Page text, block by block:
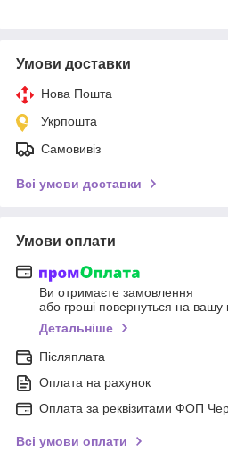
Умови доставки
Нова Пошта
Укрпошта
Самовивіз
Всі умови доставки
Умови оплати
Ви отримаєте замовлення
або гроші повернуться на вашу
Детальніше
Післяплата
Оплата на рахунок
Оплата за реквізитами ФОП
Всі умови оплати